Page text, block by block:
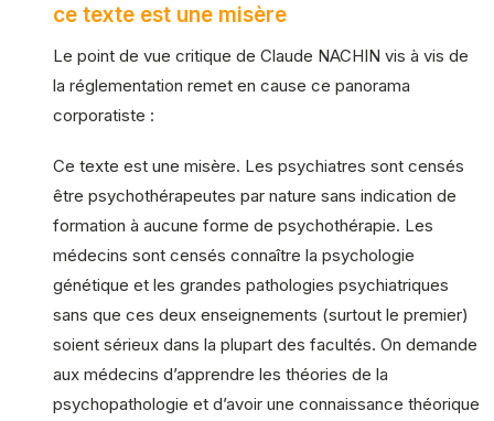
ce texte est une misère
Le point de vue critique de Claude NACHIN vis à vis de
la réglementation remet en cause ce panorama
corporatiste :
Ce texte est une misère. Les psychiatres sont censés
être psychothérapeutes par nature sans indication de
formation à aucune forme de psychothérapie. Les
médecins sont censés connaître la psychologie
génétique et les grandes pathologies psychiatriques
sans que ces deux enseignements (surtout le premier)
soient sérieux dans la plupart des facultés. On demande
aux médecins d’apprendre les théories de la
psychopathologie et d’avoir une connaissance théorique